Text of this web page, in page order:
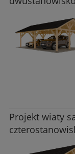
Projekt wiaty